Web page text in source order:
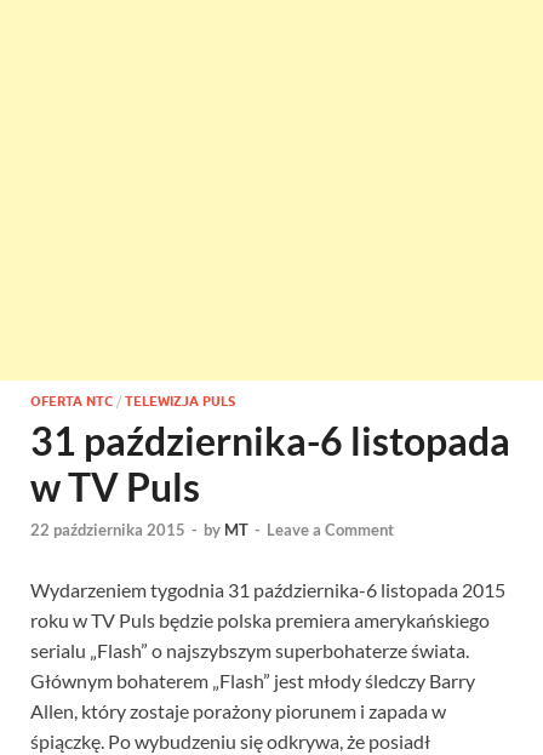
OFERTA NTC / TELEWIZJA PULS
31 października-6 listopada
w TV Puls
22 października 2015 - by MT - Leave a Comment
Wydarzeniem tygodnia 31 października-6 listopada 2015
roku w TV Puls będzie polska premiera amerykańskiego
serialu „Flash” o najszybszym superbohaterze świata.
Głównym bohaterem „Flash” jest młody śledczy Barry
Allen, który zostaje porażony piorunem i zapada w
śpiączkę. Po wybudzeniu się odkrywa, że posiadł